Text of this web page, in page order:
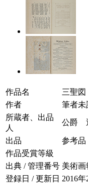
作品名
三聖図
作者
筆者未
所蔵者、出品
人
公爵
出品
参考品
作品受賞等級
出典 / 管理番号 美術画
登録日 / 更新日 2016